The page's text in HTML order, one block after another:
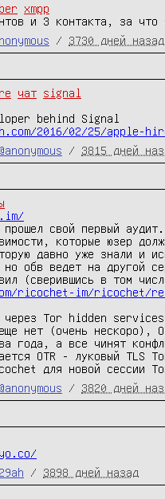
xmpp
и 3 контакта, за что
/ 3730 дней назад
чат signal
2016/02/25/apple-
@anonymous / 3815 дней
свой первый аудит.
которые юзер
давно уже знали и
обв ведет на другой
ricochet-im/ricochet/
Tor hidden services
еще нет (очень
года, а все чинят
OTR - луковый TLS
для новой сессии
@anonymous / 3820 дней
/ 3898 дней назад